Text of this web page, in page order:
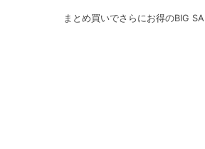
まとめ買いでさらにお得のBIG